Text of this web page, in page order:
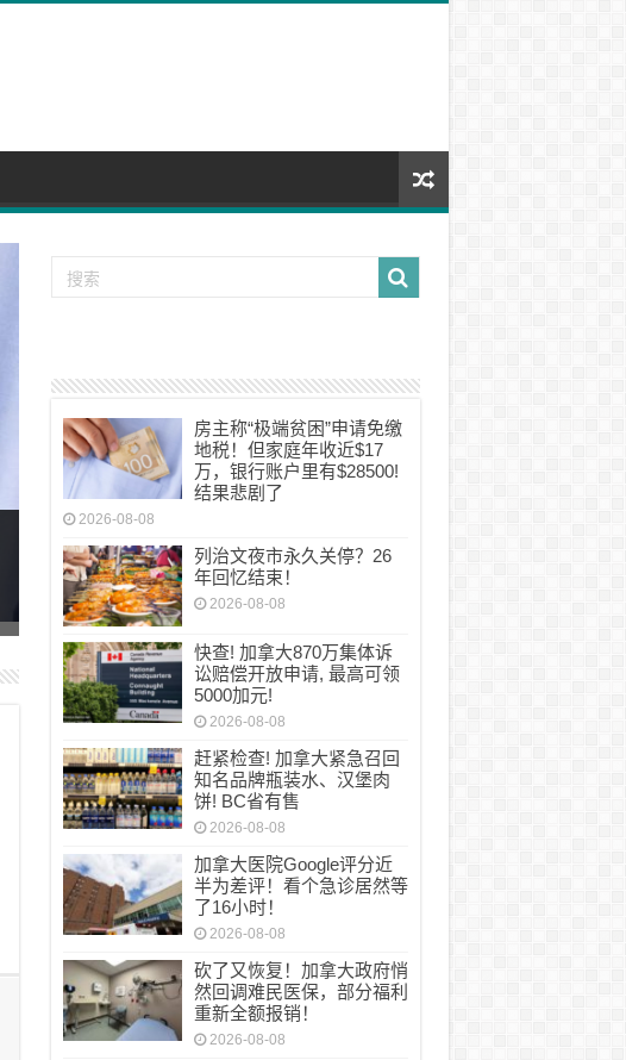
列治文夜市永久关停？26年回忆结束！
房主称“极端贫困”申请免缴
地税！但家庭年收近$17
万，银行账户里有$28500!
结果悲剧了
2026-08-08
列治文夜市永久关停？26
年回忆结束！
2026-08-08
快查! 加拿大870万集体诉
讼赔偿开放申请, 最高可领
5000加元!
2026-08-08
赶紧检查! 加拿大紧急召回
知名品牌瓶装水、汉堡肉
饼! BC省有售
2026-08-08
加拿大医院Google评分近
半为差评！看个急诊居然等
了16小时！
2026-08-08
砍了又恢复！加拿大政府悄
然回调难民医保，部分福利
重新全额报销！
2026-08-08